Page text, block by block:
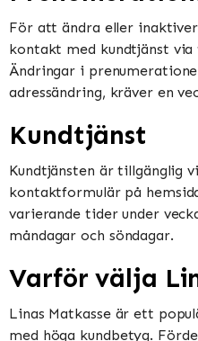
För att ändra eller
kontakt med kundtjänst
Ändringar i
adressändring, kräver en
Kundtjänst
Kundtjänsten är tillgänglig
kontaktformulär på
varierande tider under
måndagar och söndagar.
Varför välja
Linas Matkasse är ett
med höga kundbetyg.